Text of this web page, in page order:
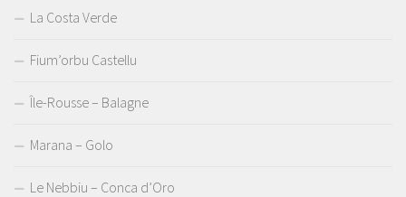
La Costa Verde
Fium’orbu Castellu
Île-Rousse – Balagne
Marana – Golo
Le Nebbiu – Conca d’Oro